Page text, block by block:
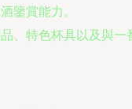
鑒賞能力。
、特色杯具以及與一